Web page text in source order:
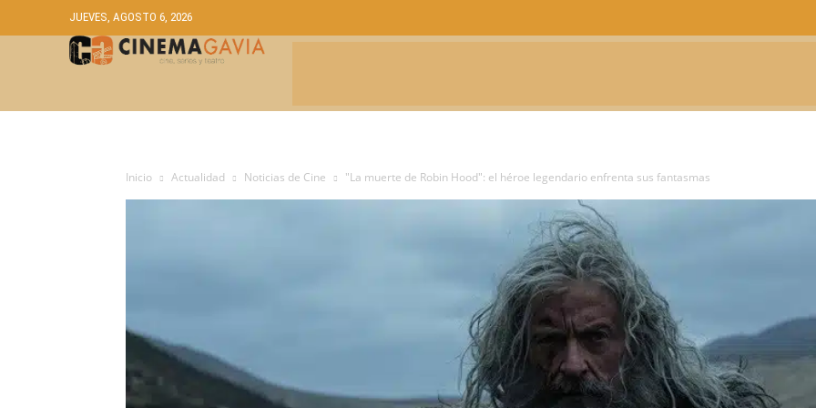
JUEVES, AGOSTO 6, 2026
Inicio Actualidad Noticias de Cine "La muerte de Robin Hood": el héroe legendario enfrenta sus fantasmas